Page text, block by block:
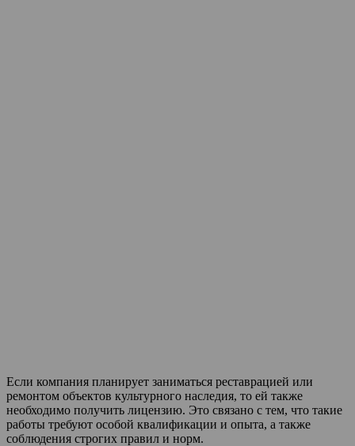
Если компания планирует заниматься реставрацией или
ремонтом объектов культурного наследия, то ей также
необходимо получить лицензию. Это связано с тем, что такие
работы требуют особой квалификации и опыта, а также
соблюдения строгих правил и норм.